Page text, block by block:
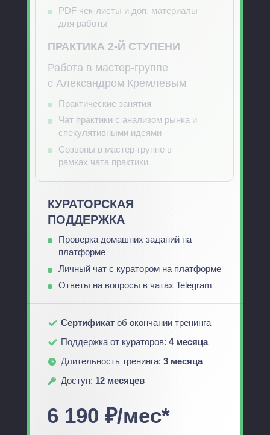
Личный чат с куратором на платформе
Сертификат об окончании тренинга
Практические занятия
Созвоны в мастер-группе в
рамках чата практики
Чат практики с анализом рынка и
спекулятивными идеями
PDF чек-листы и доп. материалы
для работы
ПРАКТИКА 2-Й СТУПЕНИ
Работа в мастер-группе
с Александром Кремлевым
КУРАТОРСКАЯ
ПОДДЕРЖКА
Проверка домашних заданий на
платформе
Ответы на вопросы в чатах Telegram
Поддержка от кураторов: 4 месяца
Длительность тренинга: 3 месяца
Доступ: 12 месяцев
6 190 ₽/мес*